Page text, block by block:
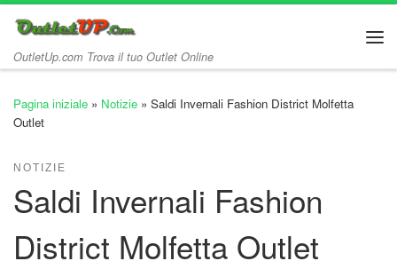
Passa al contenuto
OutletUp.com Trova il tuo Outlet Online
Pagina iniziale » Notizie » Saldi Invernali Fashion District Molfetta
Outlet
NOTIZIE
Saldi Invernali Fashion
District Molfetta Outlet